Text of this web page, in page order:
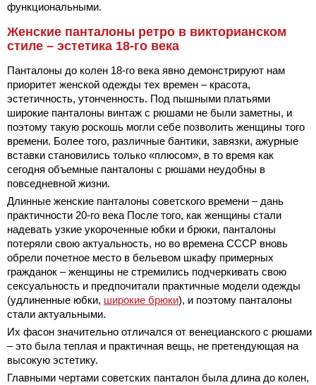
функциональными.
Женские панталоны ретро в викторианском
стиле – эстетика 18-го века
Панталоны до колен 18-го века явно демонстрируют нам
приоритет женской одежды тех времен – красота,
эстетичность, утонченность. Под пышными платьями
широкие панталоны винтаж с рюшами не были заметны, и
поэтому такую роскошь могли себе позволить женщины того
времени. Более того, различные бантики, завязки, ажурные
вставки становились только «плюсом», в то время как
сегодня объемные панталоны с рюшами неудобны в
повседневной жизни.
Длинные женские панталоны советского времени – дань
практичности 20-го века После того, как женщины стали
надевать узкие укороченные юбки и брюки, панталоны
потеряли свою актуальность, но во времена СССР вновь
обрели почетное место в бельевом шкафу примерных
гражданок – женщины не стремились подчеркивать свою
сексуальность и предпочитали практичные модели одежды
(удлиненные юбки, широкие брюки), и поэтому панталоны
стали актуальными.
Их фасон значительно отличался от венецианского с рюшами
– это была теплая и практичная вещь, не претендующая на
высокую эстетику.
Главными чертами советских панталон была длина до колен,